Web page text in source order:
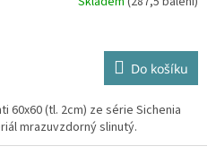
Do košíku
60x60 (tl. 2cm) ze série Sichenia
mrazuvzdorný slinutý.